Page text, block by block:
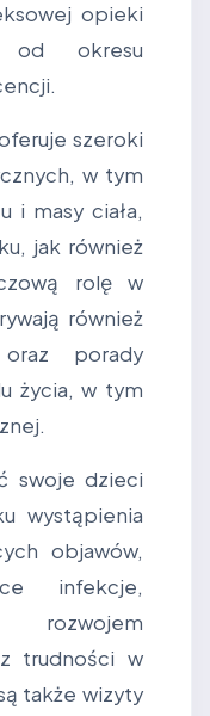
opieki
od okresu
szeroki
w tym
i masy ciała,
jak również
rolę w
również
porady
życia, w tym
swoje dzieci
wystąpienia
objawów,
infekcje,
trudności w
także wizyty